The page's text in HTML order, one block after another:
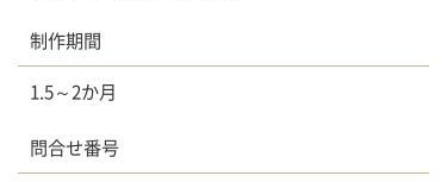
制作期間
1.5～2か月
問合せ番号